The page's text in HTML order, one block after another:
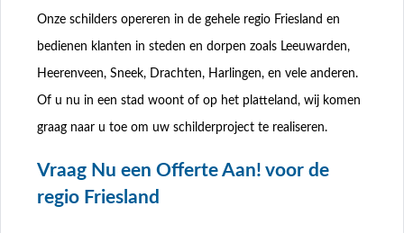
Onze schilders opereren in de gehele regio Friesland en
bedienen klanten in steden en dorpen zoals Leeuwarden,
Heerenveen, Sneek, Drachten, Harlingen, en vele anderen.
Of u nu in een stad woont of op het platteland, wij komen
graag naar u toe om uw schilderproject te realiseren.
Vraag Nu een Offerte Aan! voor de
regio Friesland